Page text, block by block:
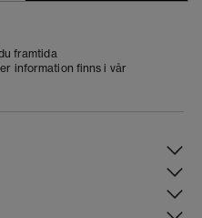
framtida
information finns i vår